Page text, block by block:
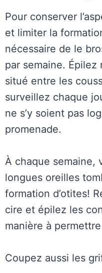
Pour conserver
et limiter la
nécessaire de le
par semaine.
situé entre les
surveillez chaque
ne s’y soient pas
promenade.
À chaque semaine,
longues oreilles
formation d’otites!
cire et épilez les
manière à
Coupez aussi les